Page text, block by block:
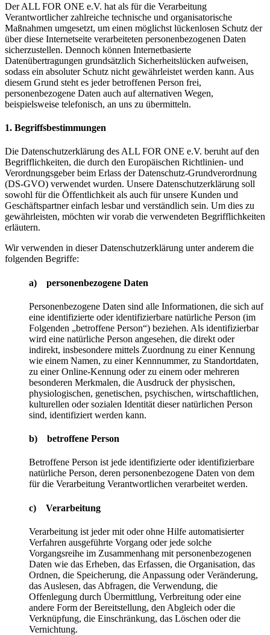
Der ALL FOR ONE e.V. hat als für die Verarbeitung
Verantwortlicher zahlreiche technische und organisatorische
Maßnahmen umgesetzt, um einen möglichst lückenlosen Schutz der
über diese Internetseite verarbeiteten personenbezogenen Daten
sicherzustellen. Dennoch können Internetbasierte
Datenübertragungen grundsätzlich Sicherheitslücken aufweisen,
sodass ein absoluter Schutz nicht gewährleistet werden kann. Aus
diesem Grund steht es jeder betroffenen Person frei,
personenbezogene Daten auch auf alternativen Wegen,
beispielsweise telefonisch, an uns zu übermitteln.
1. Begriffsbestimmungen
Die Datenschutzerklärung des ALL FOR ONE e.V. beruht auf den
Begrifflichkeiten, die durch den Europäischen Richtlinien- und
Verordnungsgeber beim Erlass der Datenschutz-Grundverordnung
(DS-GVO) verwendet wurden. Unsere Datenschutzerklärung soll
sowohl für die Öffentlichkeit als auch für unsere Kunden und
Geschäftspartner einfach lesbar und verständlich sein. Um dies zu
gewährleisten, möchten wir vorab die verwendeten Begrifflichkeiten
erläutern.
Wir verwenden in dieser Datenschutzerklärung unter anderem die
folgenden Begriffe:
a) personenbezogene Daten
Personenbezogene Daten sind alle Informationen, die sich auf
eine identifizierte oder identifizierbare natürliche Person (im
Folgenden „betroffene Person“) beziehen. Als identifizierbar
wird eine natürliche Person angesehen, die direkt oder
indirekt, insbesondere mittels Zuordnung zu einer Kennung
wie einem Namen, zu einer Kennnummer, zu Standortdaten,
zu einer Online-Kennung oder zu einem oder mehreren
besonderen Merkmalen, die Ausdruck der physischen,
physiologischen, genetischen, psychischen, wirtschaftlichen,
kulturellen oder sozialen Identität dieser natürlichen Person
sind, identifiziert werden kann.
b) betroffene Person
Betroffene Person ist jede identifizierte oder identifizierbare
natürliche Person, deren personenbezogene Daten von dem
für die Verarbeitung Verantwortlichen verarbeitet werden.
c) Verarbeitung
Verarbeitung ist jeder mit oder ohne Hilfe automatisierter
Verfahren ausgeführte Vorgang oder jede solche
Vorgangsreihe im Zusammenhang mit personenbezogenen
Daten wie das Erheben, das Erfassen, die Organisation, das
Ordnen, die Speicherung, die Anpassung oder Veränderung,
das Auslesen, das Abfragen, die Verwendung, die
Offenlegung durch Übermittlung, Verbreitung oder eine
andere Form der Bereitstellung, den Abgleich oder die
Verknüpfung, die Einschränkung, das Löschen oder die
Vernichtung.